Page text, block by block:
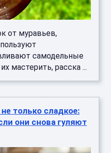
от муравьев,
самодельные
мастерить, расска ...
только сладкое:
они снова гуляют